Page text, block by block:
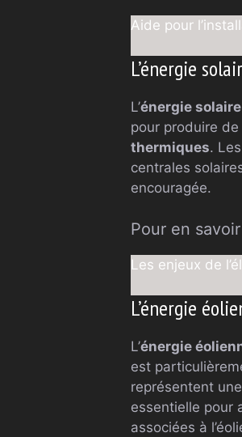
Aide pour
L’énergie
L’énergie solaire
pour produire de
thermiques.
centrales
encouragée.
Pour en
Les enjeux de
L’énergie
L’énergie
est
représentent
essentielle pour
associées à